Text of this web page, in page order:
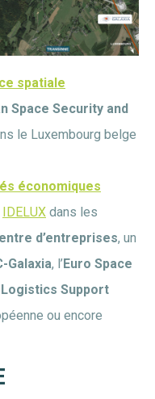
spatiale
Space Security and
le Luxembourg belge
économiques
IDELUX dans les
d’entreprises, un
Galaxia, l’Euro Space
Support
ou encore